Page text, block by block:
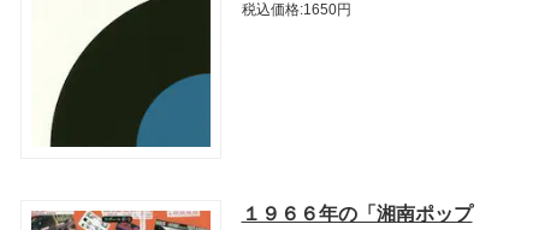
税込価格:1650円
１９６６年の「湘南ポップ